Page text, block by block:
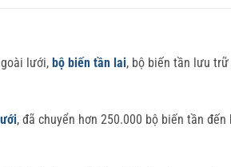
lưới, bộ biến tần lai, bộ biến tần lưu
, đã chuyển hơn 250.000 bộ biến tần